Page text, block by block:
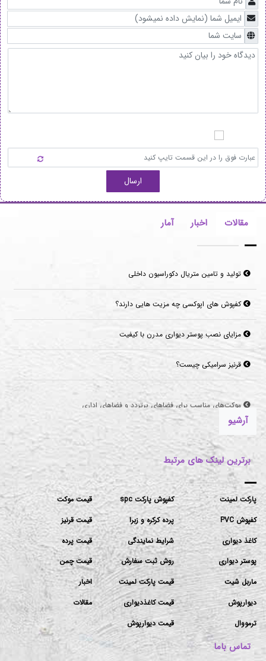
ارسال
مقالات اخبار آمار
تولید و تامین متریال دکوراسیون داخلی
کفپوش های اپوکسی چه مزیت هایی دارند؟
مزایای نصب پوستر دیواری مدرن با کیفیت
قرنیز سرامیکی چیست؟
موکت‌های مناسب برای فضاهای پرتردد و فضاهای اداری
آرشیو
برترین لینک های مرتبط
پارکت لمینت
کفپوش PVC
کاغذ دیواری
پوستر دیواری
ماربل شیت
دیوارپوش
ترمووال
کفپوش پارکت spc
پرده کرکره و زبرا
شرایط نمایندگی
روش ثبت سفارش
قیمت پارکت لمینت
قیمت کاغذدیواری
قیمت دیوارپوش
قیمت موکت
قیمت قرنیز
قیمت پرده
قیمت چمن
اخبار
مقالات
تماس باما